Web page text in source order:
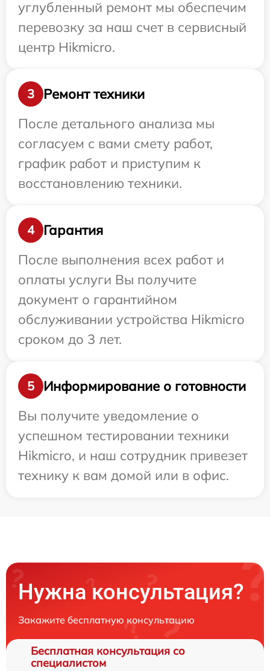
углубленный ремонт мы обеспечим
перевозку за наш счет в сервисный
центр Hikmicro.
3
Ремонт техники
После детального анализа мы
согласуем с вами смету работ,
график работ и приступим к
восстановлению техники.
4
Гарантия
После выполнения всех работ и
оплаты услуги Вы получите
документ о гарантийном
обслуживании устройства Hikmicro
сроком до 3 лет.
5
Информирование о готовности
Вы получите уведомление о
успешном тестировании техники
Hikmicro, и наш сотрудник привезет
технику к вам домой или в офис.
Нужна консультация?
Закажите бесплатную консультацию
Бесплатная консультация со
специалистом